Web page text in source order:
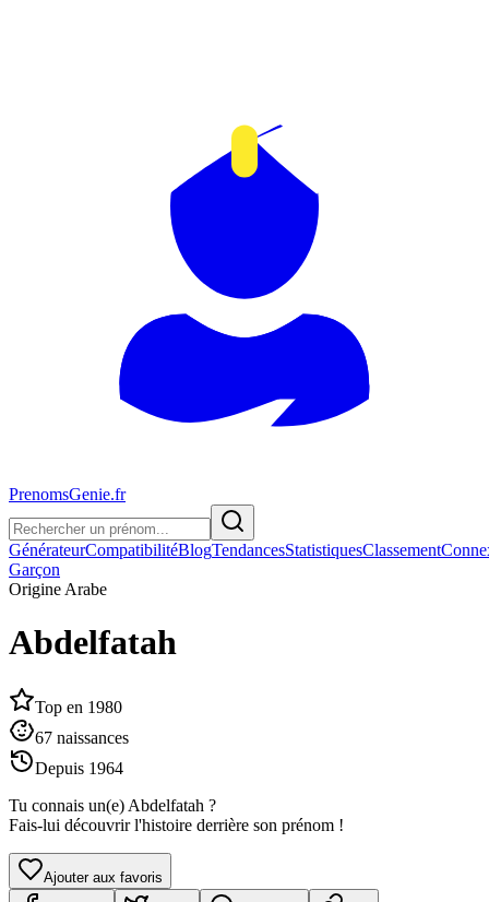
PrenomsGenie.fr
GénérateurCompatibilitéBlogTendancesStatistiquesClassement
Garçon
Origine Arabe
Abdelfatah
Top en 1980
67 naissances
Depuis 1964
Tu connais un(e) Abdelfatah ?
Fais-lui découvrir l'histoire derrière son prénom !
Ajouter aux favoris